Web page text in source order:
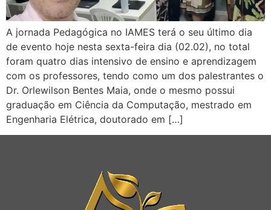
A jornada Pedagógica no IAMES terá o seu último dia
de evento hoje nesta sexta-feira dia (02.02), no total
foram quatro dias intensivo de ensino e aprendizagem
com os professores, tendo como um dos palestrantes o
Dr. Orlewilson Bentes Maia, onde o mesmo possui
graduação em Ciência da Computação, mestrado em
Engenharia Elétrica, doutorado em […]